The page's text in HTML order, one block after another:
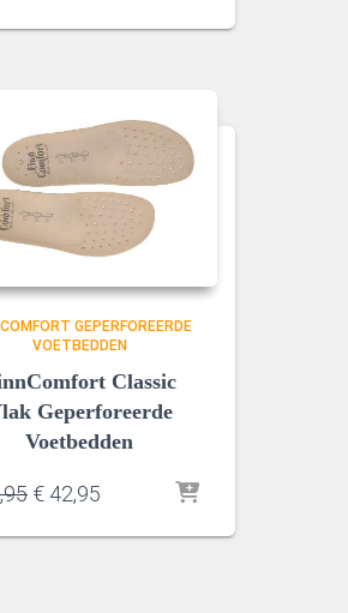
was:
is:
GEPERFOREERDE
VOETBEDDEN
Classic
Geperforeerde
Voetbedden
Oorspronkelijke
was:
€ 42,95
is: